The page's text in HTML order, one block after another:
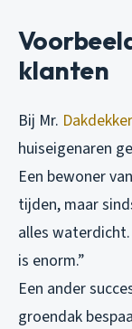
klanten
Bij Mr.
huiseigenaren
Een bewoner
tijden, maar
alles
is enorm.”
Een ander
groendak